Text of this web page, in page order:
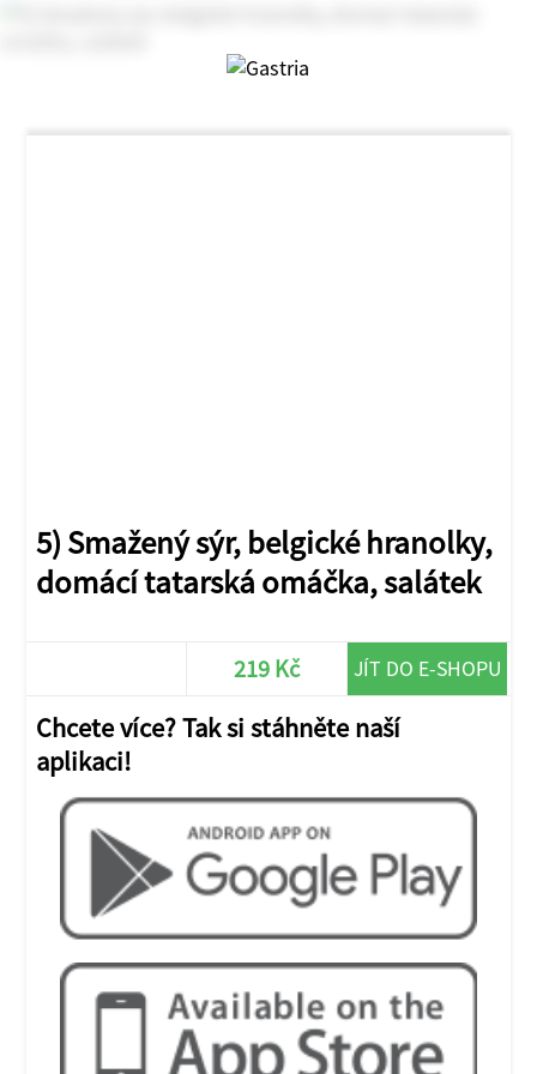
5) Smažený sýr, belgické hranolky,
domácí tatarská omáčka, salátek
219 Kč JÍT DO E-SHOPU
Chcete více? Tak si stáhněte naší
aplikaci!